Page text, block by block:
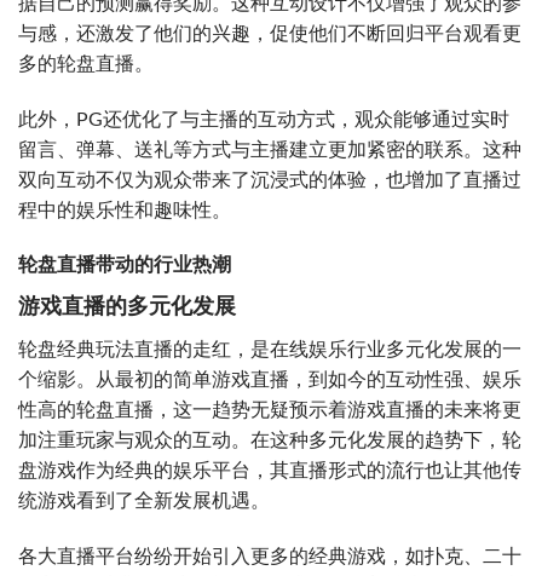
与感，还激发了他们的兴趣，促使他们不断回归平台观看更
多的轮盘直播。
此外，PG还优化了与主播的互动方式，观众能够通过实时
留言、弹幕、送礼等方式与主播建立更加紧密的联系。这种
双向互动不仅为观众带来了沉浸式的体验，也增加了直播过
程中的娱乐性和趣味性。
轮盘直播带动的行业热潮
游戏直播的多元化发展
轮盘经典玩法直播的走红，是在线娱乐行业多元化发展的一
个缩影。从最初的简单游戏直播，到如今的互动性强、娱乐
性高的轮盘直播，这一趋势无疑预示着游戏直播的未来将更
加注重玩家与观众的互动。在这种多元化发展的趋势下，轮
盘游戏作为经典的娱乐平台，其直播形式的流行也让其他传
统游戏看到了全新发展机遇。
各大直播平台纷纷开始引入更多的经典游戏，如扑克、二十